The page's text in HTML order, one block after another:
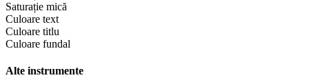
Saturație mică
Culoare text
Culoare titlu
Culoare fundal
Alte instrumente